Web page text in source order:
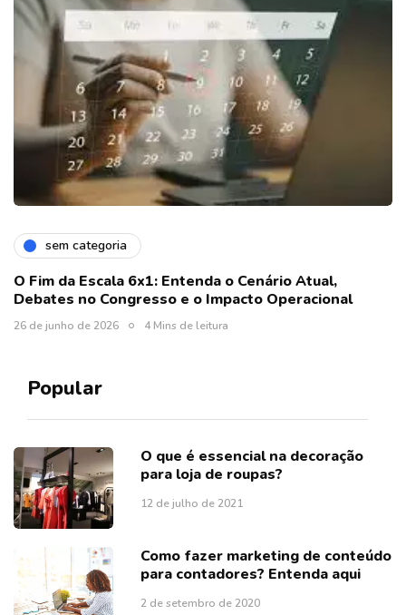
sem categoria
O Fim da Escala 6x1: Entenda o Cenário Atual,
Debates no Congresso e o Impacto Operacional
26 de junho de 2026 4 Mins de leitura
Popular
O que é essencial na decoração
para loja de roupas?
12 de julho de 2021
Como fazer marketing de conteúdo
para contadores? Entenda aqui
2 de setembro de 2020